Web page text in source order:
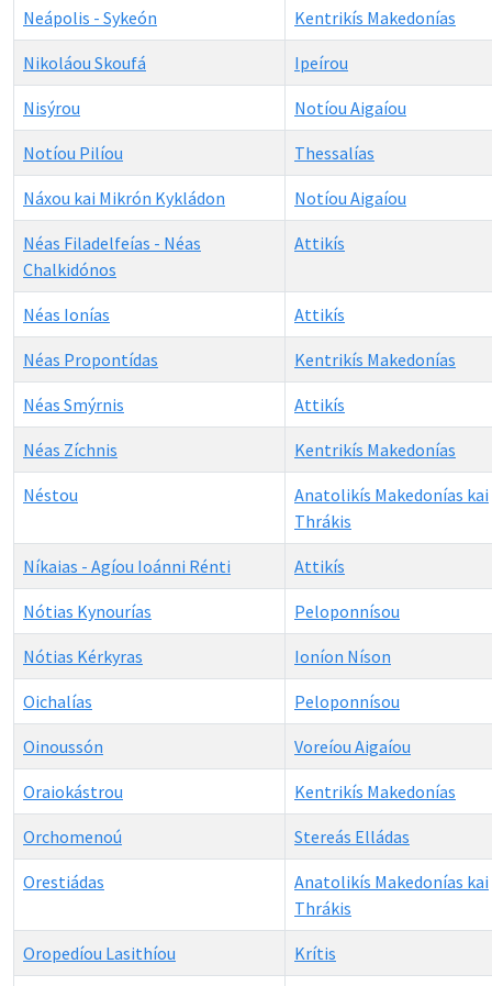
Neápolis - Sykeón Kentrikís Makedonías
Nikoláou Skoufá Ipeírou
Nisýrou Notíou Aigaíou
Notíou Pilíou Thessalías
Náxou kai Mikrón Kykládon Notíou Aigaíou
Néas Filadelfeías - Néas
Chalkidónos
Attikís
Néas Ionías Attikís
Néas Propontídas Kentrikís Makedonías
Néas Smýrnis Attikís
Néas Zíchnis Kentrikís Makedonías
Néstou
Anatolikís Makedonías kai
Thrákis
Níkaias - Agíou Ioánni Rénti Attikís
Nótias Kynourías Peloponnísou
Nótias Kérkyras Ioníon Níson
Oichalías Peloponnísou
Oinoussón Voreíou Aigaíou
Oraiokástrou Kentrikís Makedonías
Orchomenoú Stereás Elládas
Orestiádas
Anatolikís Makedonías kai
Thrákis
Oropedíou Lasithíou Krítis